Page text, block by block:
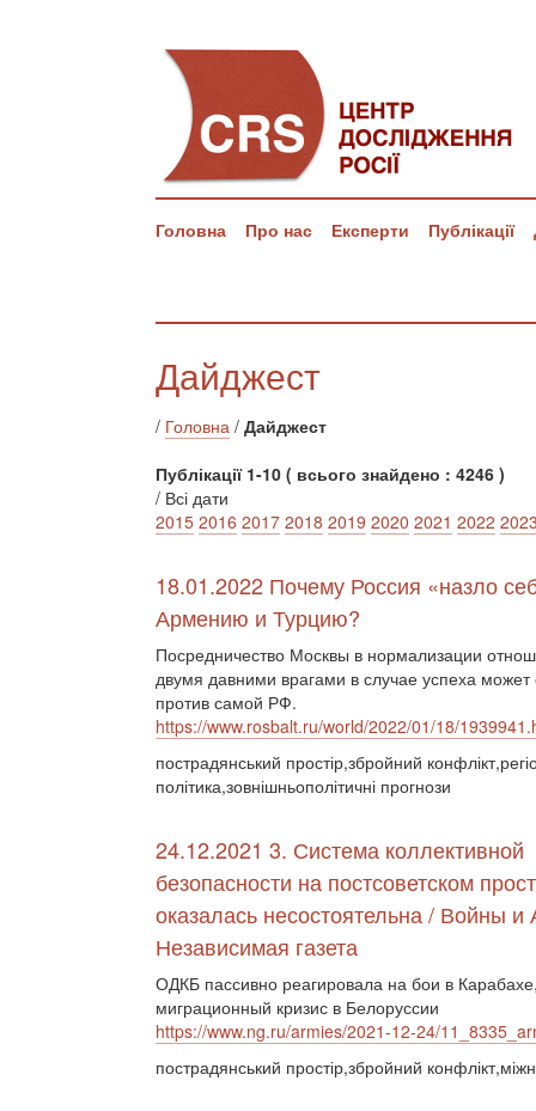
Головна Про нас Експерти Публікації
Дайджест
/ Головна / Дайджест
Публікації 1-10 ( всього знайдено : 4246 )
/ Всі дати
2015 2016 2017 2018 2019 2020 2021 2022
18.01.2022 Почему Россия «назло
Армению и Турцию?
Посредничество Москвы в нормализации
двумя давними врагами в случае успеха может
против самой РФ.
https://www.rosbalt.ru/world/2022/01/18/
пострадянський простір,збройний
політика,зовнішньополітичні прогнози
24.12.2021 3. Система коллективной
безопасности на постсоветском
оказалась несостоятельна / Войны
Независимая газета
ОДКБ пассивно реагировала на бои в
миграционный кризис в Белоруссии
https://www.ng.ru/armies/2021-12-24/
пострадянський простір,збройний